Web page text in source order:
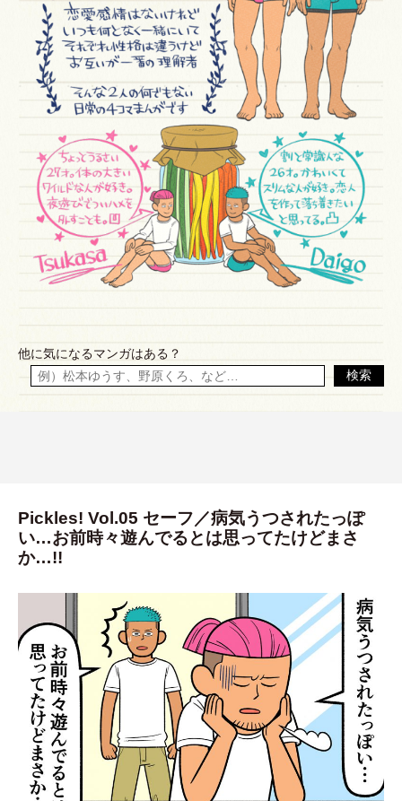
他に気になるマンガはある？
検索
Pickles! Vol.05 セーフ／病気うつされたっぽ
い…お前時々遊んでるとは思ってたけどまさ
か…!!